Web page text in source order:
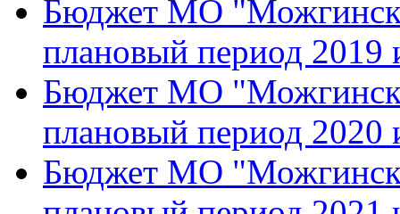
Бюджет МО
плановый период 2019
Бюджет МО
плановый период 2020
Бюджет МО